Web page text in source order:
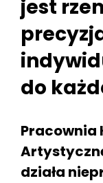
jest
do
Pracownia
działa